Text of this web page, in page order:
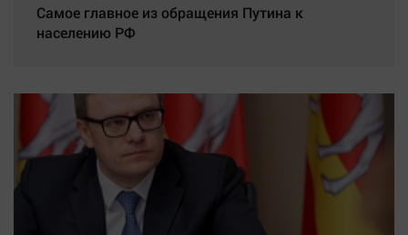
Самое главное из обращения Путина к
населению РФ